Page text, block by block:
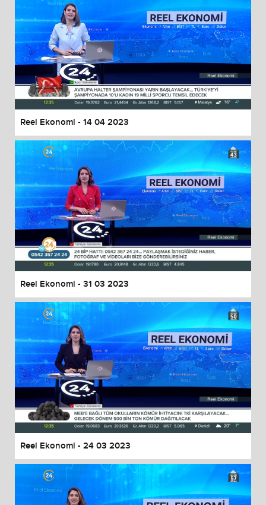
Reel Ekonomi - 14 04 2023
Reel Ekonomi - 31 03 2023
Reel Ekonomi - 24 03 2023